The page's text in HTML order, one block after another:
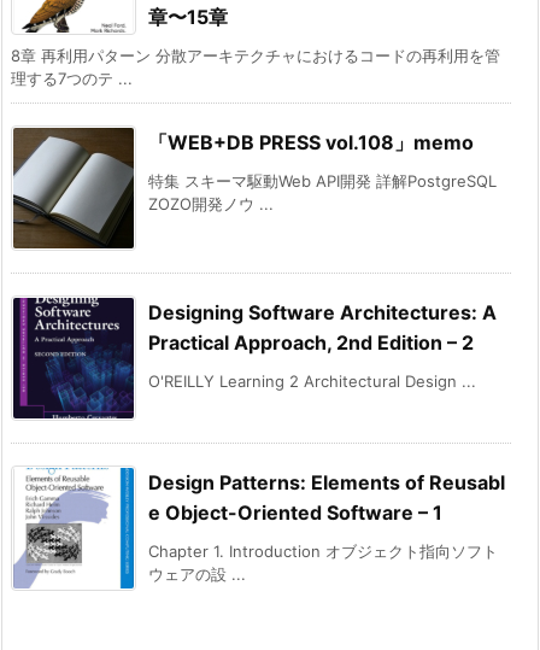
章〜15章
8章 再利用パターン 分散アーキテクチャにおけるコードの再利用を管
理する7つのテ ...
「WEB+DB PRESS vol.108」memo
特集 スキーマ駆動Web API開発 詳解PostgreSQL
ZOZO開発ノウ ...
Designing Software Architectures: A
Practical Approach, 2nd Edition – 2
O'REILLY Learning 2 Architectural Design ...
Design Patterns: Elements of Reusabl
e Object-Oriented Software – 1
Chapter 1. Introduction オブジェクト指向ソフト
ウェアの設 ...